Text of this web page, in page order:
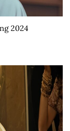
2024